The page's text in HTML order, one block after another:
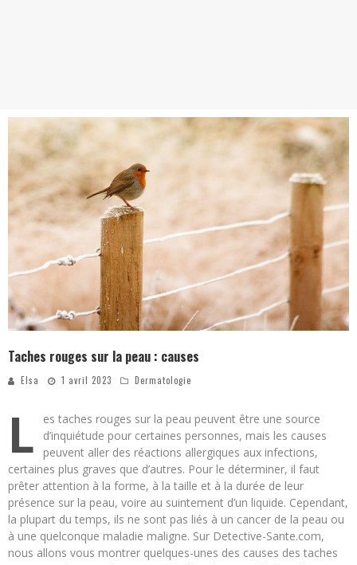
Taches rouges sur la peau : causes
Elsa 1 avril 2023 Dermatologie
L
es taches rouges sur la peau peuvent être une source
d’inquiétude pour certaines personnes, mais les causes
peuvent aller des réactions allergiques aux infections,
certaines plus graves que d’autres. Pour le déterminer, il faut
prêter attention à la forme, à la taille et à la durée de leur
présence sur la peau, voire au suintement d’un liquide. Cependant,
la plupart du temps, ils ne sont pas liés à un cancer de la peau ou
à une quelconque maladie maligne. Sur Detective-Sante.com,
nous allons vous montrer quelques-unes des causes des taches